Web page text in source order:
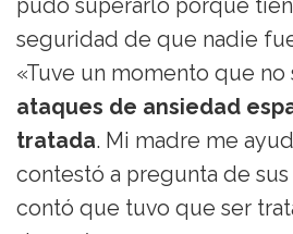
pudo superarlo porque
seguridad de que nadie
«Tuve un momento que no
ataques de ansiedad
tratada. Mi madre me
contestó a pregunta de
contó que tuvo que ser